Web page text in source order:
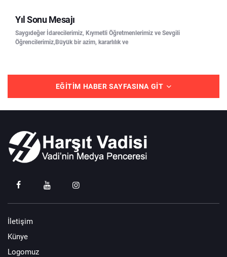
Yıl Sonu Mesajı
Saygıdeğer İdarecilerimiz, Kıymetli Öğretmenlerimiz ve Sevgili
Öğrencilerimiz,Büyük bir azim, kararlılık ve
EĞITIM HABER SAYFASINA GIT
İletişim
Künye
Logomuz